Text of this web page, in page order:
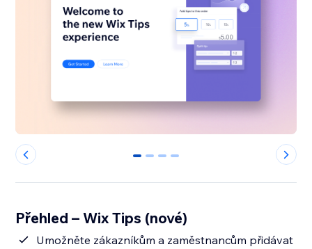
0 1 2 3
Přehled – Wix Tips (nové)
Umožněte zákazníkům a zaměstnancům přidávat